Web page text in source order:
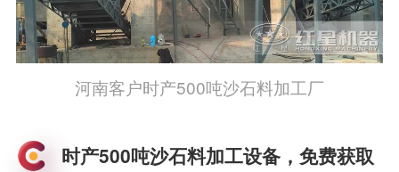
河南客户时产500吨沙石料加工厂
时产500吨沙石料加工设备，免费获取